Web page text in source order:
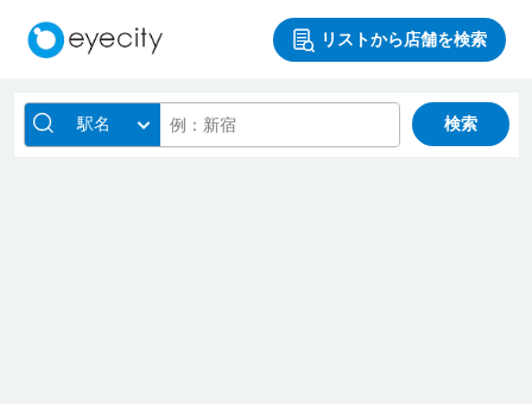
リストから店舗を検索
駅名 検索